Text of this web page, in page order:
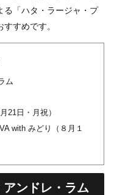
る「ハタ・ラージャ・プ
すめです。
ム
21日・月祝）
with みどり（８月１
ンドレ・ラム